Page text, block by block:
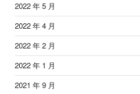
2022 年 5 月
2022 年 4 月
2022 年 2 月
2022 年 1 月
2021 年 9 月